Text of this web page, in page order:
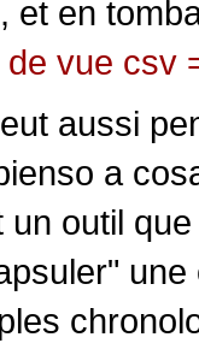
et en
de vue csv
aussi
a
un outil